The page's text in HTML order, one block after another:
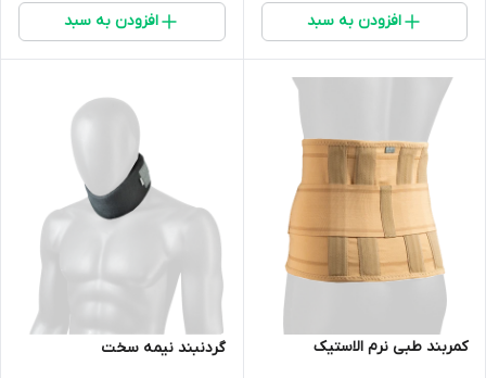
افزودن به سبد افزودن به سبد
کمربند طبی نرم الاستیک گردنبند نیمه سخت